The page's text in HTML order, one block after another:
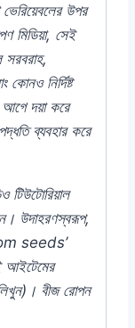
ভেরিয়েবলের উপর
মিডিয়া, সেই
সরবরাহ,
কোনও নির্দিষ্ট
আগে দয়া করে
পদ্ধতি ব্যবহার করে
টিউটোরিয়াল
উদাহরণস্বরূপ,
seeds’
আইটেমের
। বীজরোপন